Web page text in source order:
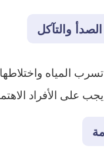
والتآكل
المياه
على الأفراد